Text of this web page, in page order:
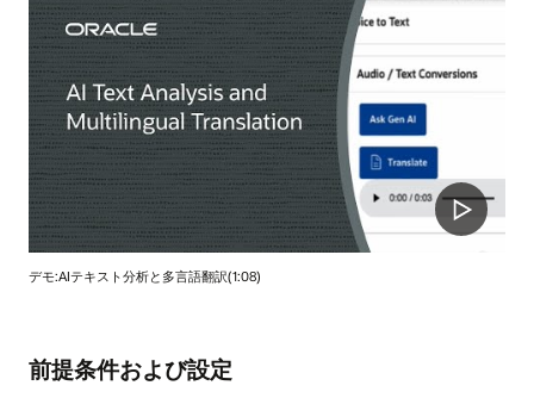
デモ:AIテキスト分析と多言語翻訳(1:08)
前提条件および設定